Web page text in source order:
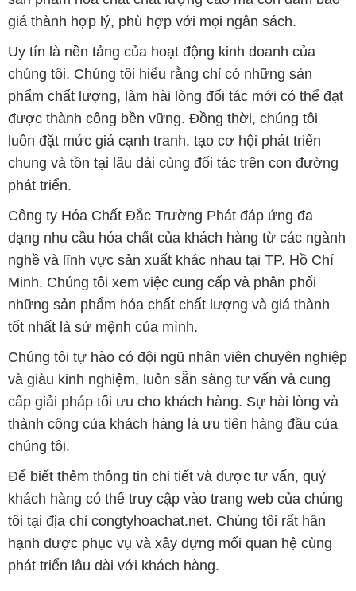
giá thành hợp lý, phù hợp với mọi ngân sách.
Uy tín là nền tảng của hoạt động kinh doanh của
chúng tôi. Chúng tôi hiểu rằng chỉ có những sản
phẩm chất lượng, làm hài lòng đối tác mới có thể đạt
được thành công bền vững. Đồng thời, chúng tôi
luôn đặt mức giá cạnh tranh, tạo cơ hội phát triển
chung và tồn tại lâu dài cùng đối tác trên con đường
phát triển.
Công ty Hóa Chất Đắc Trường Phát đáp ứng đa
dạng nhu cầu hóa chất của khách hàng từ các ngành
nghề và lĩnh vực sản xuất khác nhau tại TP. Hồ Chí
Minh. Chúng tôi xem việc cung cấp và phân phối
những sản phẩm hóa chất chất lượng và giá thành
tốt nhất là sứ mệnh của mình.
Chúng tôi tự hào có đội ngũ nhân viên chuyên nghiệp
và giàu kinh nghiệm, luôn sẵn sàng tư vấn và cung
cấp giải pháp tối ưu cho khách hàng. Sự hài lòng và
thành công của khách hàng là ưu tiên hàng đầu của
chúng tôi.
Để biết thêm thông tin chi tiết và được tư vấn, quý
khách hàng có thể truy cập vào trang web của chúng
tôi tại địa chỉ congtyhoachat.net. Chúng tôi rất hân
hạnh được phục vụ và xây dựng mối quan hệ cùng
phát triển lâu dài với khách hàng.